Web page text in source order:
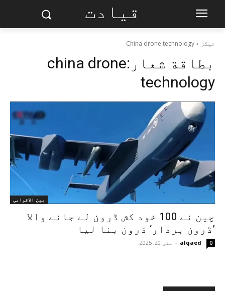
قیادت
ٹیگز China drone technology
بطاقة شعار:china drone
technology
بین الاقوامی
چین نے 100 خود کش ڈرون لے جانے والا
’ڈرون بردار‘ ڈرون بنا لیا
alqaed
- مئی 20, 2025 0